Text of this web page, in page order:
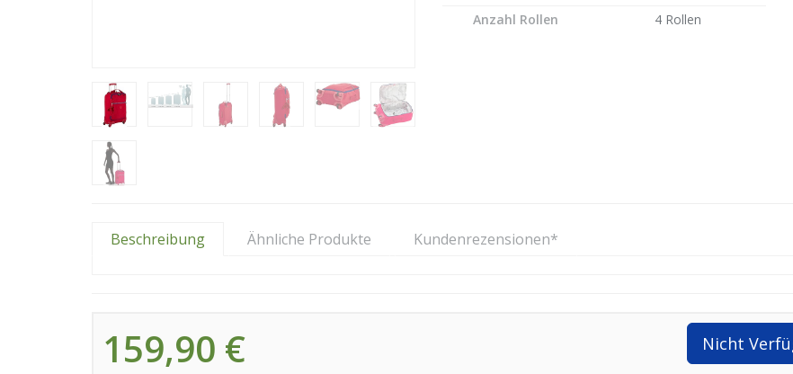
Anzahl Rollen
4 Rollen
Beschreibung Ähnliche Produkte Kundenrezensionen*
159,90 € Nicht